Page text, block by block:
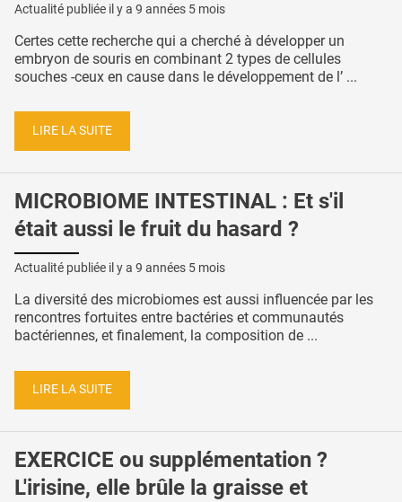
Actualité publiée il y a 9 années 5 mois
Certes cette recherche qui a cherché à développer un
embryon de souris en combinant 2 types de cellules
souches -ceux en cause dans le développement de l’ ...
LIRE LA SUITE
MICROBIOME INTESTINAL : Et s'il
était aussi le fruit du hasard ?
Actualité publiée il y a 9 années 5 mois
La diversité des microbiomes est aussi influencée par les
rencontres fortuites entre bactéries et communautés
bactériennes, et finalement, la composition de ...
LIRE LA SUITE
EXERCICE ou supplémentation ?
L'irisine, elle brûle la graisse et